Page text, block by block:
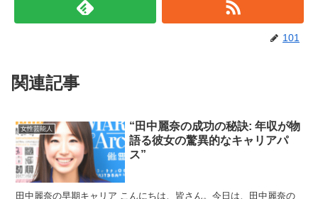
101
関連記事
女性芸能人
“田中麗奈の成功の秘訣: 年収が物
語る彼女の驚異的なキャリアパ
ス”
田中麗奈の早期キャリア こんにちは、皆さん。今日は、田中麗奈の